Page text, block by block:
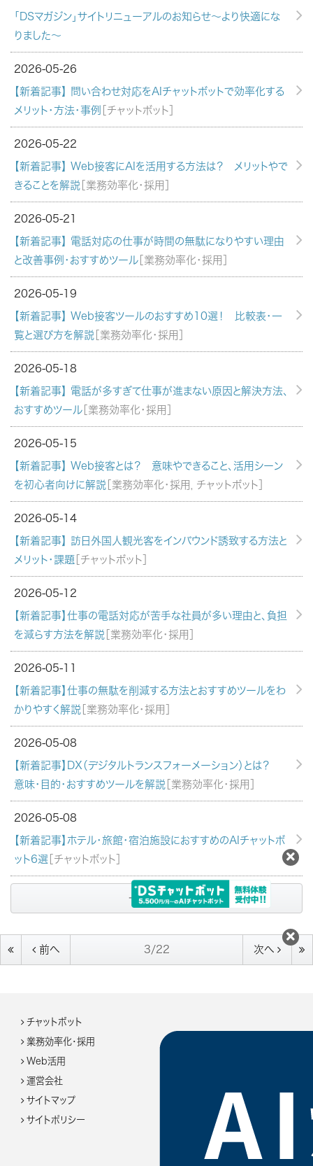
「DSマガジン」サイトリニューアルのお知らせ～より快適にな
りました～
2026-05-26
【新着記事】 問い合わせ対応をAIチャットボットで効率化する
メリット・方法・事例
［チャットボット］
2026-05-22
【新着記事】 Web接客にAIを活用する方法は？ メリットやで
きることを解説 ［業務効率化・採用］
2026-05-21
【新着記事】 電話対応の仕事が時間の無駄になりやすい理由
と改善事例・おすすめツール ［業務効率化・採用］
2026-05-19
【新着記事】 Web接客ツールのおすすめ10選！ 比較表・一
覧と選び方を解説 ［業務効率化・採用］
2026-05-18
【新着記事】 電話が多すぎて仕事が進まない原因と解決方法、
おすすめツール ［業務効率化・採用］
2026-05-15
【新着記事】 Web接客とは？ 意味やできること、活用シーン
を初心者向けに解説 ［業務効率化・採用，チャットボット］
2026-05-14
【新着記事】 訪日外国人観光客をインバウンド誘致する方法と
メリット・課題 ［チャットボット］
2026-05-12
【新着記事】仕事の電話対応が苦手な社員が多い理由と、負担
を減らす方法を解説 ［業務効率化・採用］
2026-05-11
【新着記事】仕事の無駄を削減する方法とおすすめツールをわ
かりやすく解説 ［業務効率化・採用］
2026-05-08
【新着記事】DX（デジタルトランスフォーメーション）とは？
意味・目的・おすすめツールを解説 ［業務効率化・採用］
2026-05-08
【新着記事】ホテル・旅館・宿泊施設におすすめのAIチャットボ
ット6選 ［チャットボット］
一覧へ戻る
前へ 3/22 次へ
チャットボット
業務効率化・採用
Web活用
運営会社
サイトマップ
サイトポリシー